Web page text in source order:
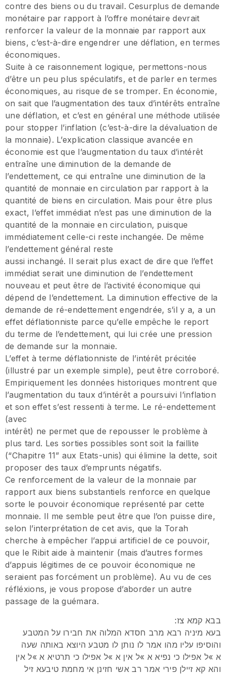
contre des biens ou du travail. Cesurplus de demande
monétaire par rapport à l’offre monétaire devrait
renforcer la valeur de la monnaie par rapport aux
biens, c’est-à-dire engendrer une déflation, en termes
économiques.
Suite à ce raisonnement logique, permettons-nous
d’être un peu plus spéculatifs, et de parler en termes
économiques, au risque de se tromper. En économie,
on sait que l’augmentation des taux d’intérêts entraîne
une déflation, et c’est en général une méthode utilisée
pour stopper l’inflation (c’est-à-dire la dévaluation de
la monnaie). L’explication classique avancée en
économie est que l’augmentation du taux d’intérêt
entraîne une diminution de la demande de
l’endettement, ce qui entraîne une diminution de la
quantité de monnaie en circulation par rapport à la
quantité de biens en circulation. Mais pour être plus
exact, l’effet immédiat n’est pas une diminution de la
quantité de la monnaie en circulation, puisque
immédiatement celle-ci reste inchangée. De même
l’endettement général reste
aussi inchangé. Il serait plus exact de dire que l’effet
immédiat serait une diminution de l’endettement
nouveau et peut être de l’activité économique qui
dépend de l’endettement. La diminution effective de la
demande de ré-endettement engendrée, s’il y a, a un
effet déflationniste parce qu’elle empêche le report
du terme de l’endettement, qui lui crée une pression
de demande sur la monnaie.
L’effet à terme déflationniste de l’intérêt précitée
(illustré par un exemple simple), peut être corroboré.
Empiriquement les données historiques montrent que
l’augmentation du taux d’intérêt a poursuivi l’inflation
et son effet s’est ressenti à terme. Le ré-endettement
(avec
intérêt) ne permet que de repousser le problème à
plus tard. Les sorties possibles sont soit la faillite
(“Chapitre 11” aux Etats-unis) qui élimine la dette, soit
proposer des taux d’emprunts négatifs.
Ce renforcement de la valeur de la monnaie par
rapport aux biens substantiels renforce en quelque
sorte le pouvoir économique représenté par cette
monnaie. Il me semble peut être que l’on puisse dire,
selon l’interprétation de cet avis, que la Torah
cherche à empêcher l’appui artificiel de ce pouvoir,
que le Ribit aide à maintenir (mais d’autres formes
d’appuis légitimes de ce pouvoir économique ne
seraient pas forcément un problème). Au vu de ces
réfléxions, je vous propose d’aborder un autre
passage de la guémara.
:בבא קמא צז
בעא מיניה רבא מרב חסדא המלוה את חבירו על המטבע
והוסיפו עליו מהו אמר לו נותן לו מטבע היוצא באותה שעה
א »ל אפילו כי נפיא א »ל אין א »ל אפילו כי תרטיא א »ל אין
והא קא זיילן פירי אמר רב אשי חזינן אי מחמת טיבעא זיל